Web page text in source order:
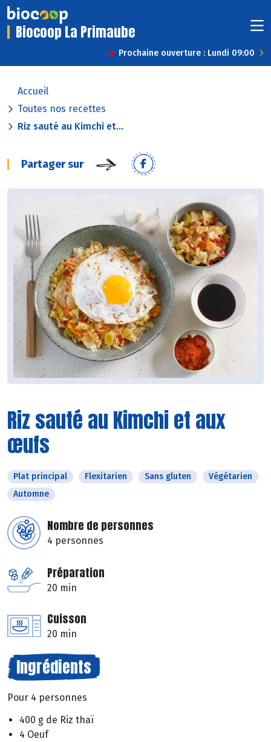
Biocoop La Primaube
Prochaine ouverture : Lundi 09:00
Accueil
Toutes nos recettes
Riz sauté au Kimchi et...
Partager sur
Riz sauté au Kimchi et aux
œufs
Plat principal Flexitarien Sans gluten
Végétarien
Automne
Nombre de personnes
4 personnes
Préparation
20 min
Cuisson
20 min
Ingrédients
Pour 4 personnes
400 g de Riz thaï
4 Oeuf